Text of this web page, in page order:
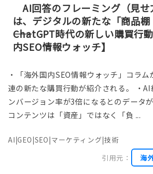
AI回答のフレーミング（見せ
は、デジタルの新たな「商品棚
――ChatGPT時代の新しい購買行
内SEO情報ウォッチ】
・「海外国内SEO情報ウォッチ」コラ
連の新たな購買行動が紹介される。 ・
ンバージョン率が3倍になるとのデータ
コンテンツは「資産」ではなく「負 ...
AI|GEO|SEO|マーケティング|技術
引用元：
海